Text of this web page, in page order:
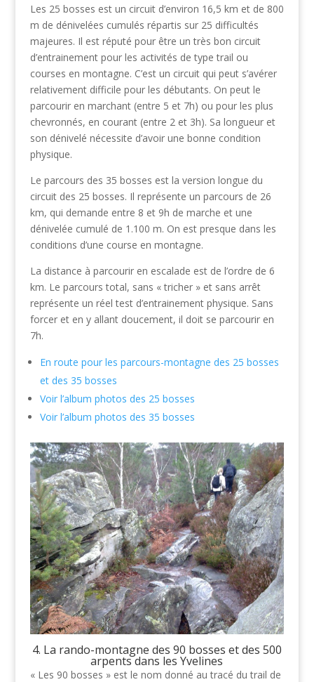
Les 25 bosses est un circuit d’environ 16,5 km et de 800
m de dénivelées cumulés répartis sur 25 difficultés
majeures. Il est réputé pour être un très bon circuit
d’entrainement pour les activités de type trail ou
courses en montagne. C’est un circuit qui peut s’avérer
relativement difficile pour les débutants. On peut le
parcourir en marchant (entre 5 et 7h) ou pour les plus
chevronnés, en courant (entre 2 et 3h). Sa longueur et
son dénivelé nécessite d’avoir une bonne condition
physique.
Le parcours des 35 bosses est la version longue du
circuit des 25 bosses. Il représente un parcours de 26
km, qui demande entre 8 et 9h de marche et une
dénivelée cumulé de 1.100 m. On est presque dans les
conditions d’une course en montagne.
La distance à parcourir en escalade est de l’ordre de 6
km. Le parcours total, sans « tricher » et sans arrêt
représente un réel test d’entrainement physique. Sans
forcer et en y allant doucement, il doit se parcourir en
7h.
En route pour les parcours-montagne des 25 bosses
et des 35 bosses
Voir l’album photos des 25 bosses
Voir l’album photos des 35 bosses
4. La rando-montagne des 90 bosses et des 500
arpents dans les Yvelines
« Les 90 bosses » est le nom donné au tracé du trail de